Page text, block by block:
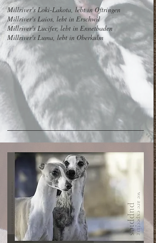
Millriver's Loki-Lakota, lebt in Oftringen
Millriver's Laios, lebt in Erschwil
Millriver's Lucifer, lebt in Ennetbaden
Millriver's Luma, lebt in Oberkulm